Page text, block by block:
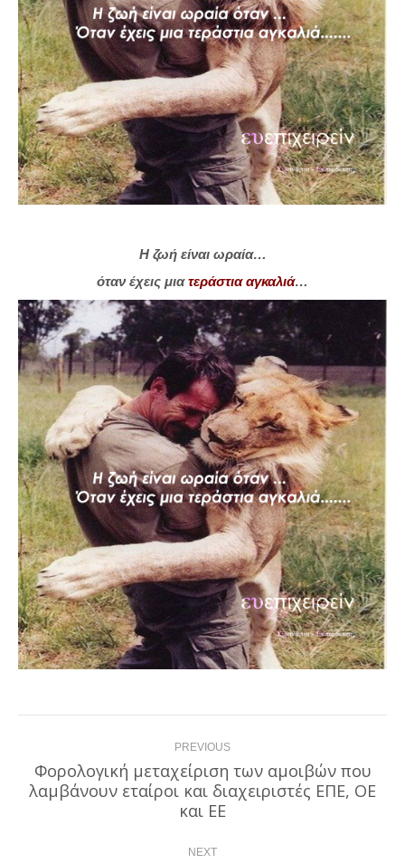
Η ζωή είναι ωραία…
όταν έχεις μιατεράστια αγκαλιά…
navigation PREVIOUS
Previous
post:
Φορολογική μεταχείριση των αμοιβών που
λαμβάνουν εταίροι και διαχειριστές ΕΠΕ, ΟΕ
και ΕΕ
NEXT